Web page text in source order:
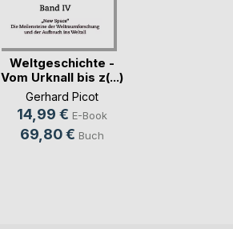
Weltgeschichte -
Vom Urknall bis z(...)
Gerhard Picot
14,99 € E-Book
69,80 € Buch